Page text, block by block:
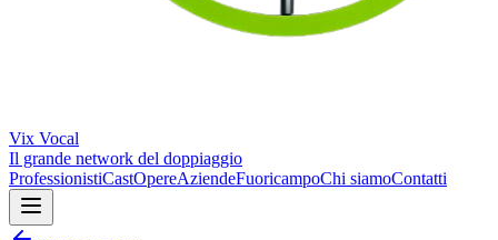
Vix Vocal
Il grande network del doppiaggio
ProfessionistiCastOpereAziendeFuoricampoChi siamoContatti